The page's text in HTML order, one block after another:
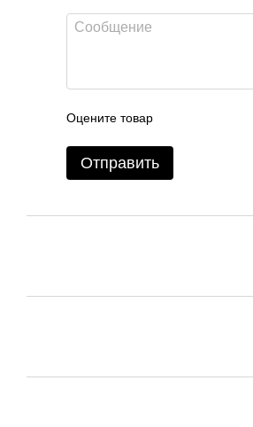
Оцените товар
Отправить